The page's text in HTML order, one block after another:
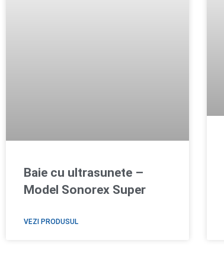
Baie cu ultrasunete –
Model Sonorex Super
VEZI PRODUSUL